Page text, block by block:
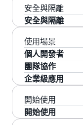
中。
面臨更少的中斷
持續從您的代碼
地與團隊的開發
安全與隔離
安全與隔離
沙盒環境
：
保安全性
拉取請求 工
碼審查流程
權限控制 ：
使用場景
個人開發者
自動化重複
在您專注於
團隊協作
協調多倉庫
自動化代碼
減少團隊間
企業級應用
大規模代碼庫
合規性和安
開始使用
開始使用